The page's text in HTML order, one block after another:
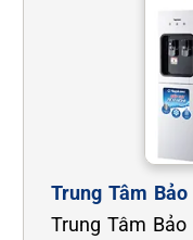
Trung Tâm
Trung Tâm